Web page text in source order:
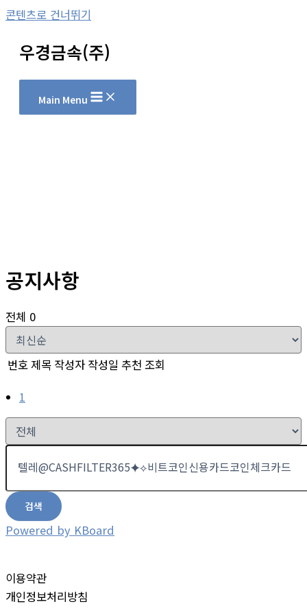
콘텐츠로 건너뛰기
우경금속(주)
Main Menu
공지사항
전체 0
번호제목 작성자 작성일 추천 조회
1
검색
Powered by KBoard
이용약관
개인정보처리방침